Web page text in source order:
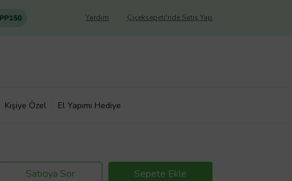
Çiçeksepeti'nde Satış Yap
Yardım
Kişiye Özel El Yapımı Hediye
Satıcıya Sor Sepete Ekle